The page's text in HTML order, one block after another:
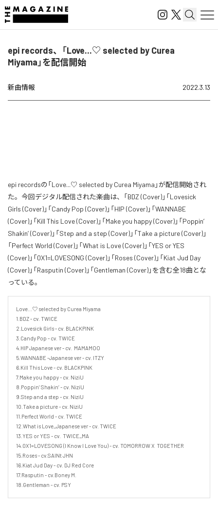
epi records、「Love...♡ selected by Curea
Miyama」を配信開始
新曲情報 2022.3.13
epi recordsの「Love...♡ selected by Curea Miyama」が配信開始され
た。今回デジタル配信された楽曲は、「BDZ (Cover)」「Lovesick
Girls (Cover)」「Candy Pop (Cover)」「HIP (Cover)」「WANNABE
(Cover)」「Kill This Love (Cover)」「Make you happy (Cover)」「Poppin’
Shakin’ (Cover)」「Step and a step (Cover)」「Take a picture (Cover)」
「Perfect World (Cover)」「What is Love (Cover)」「YES or YES
(Cover)」「0X1=LOVESONG (Cover)」「Roses (Cover)」「Kiat Jud Day
(Cover)」「Rasputin (Cover)」「Gentleman (Cover)」を含む全18曲とな
っている。
Love...♡ selected by Curea Miyama
1.BDZ - cv. TWICE
2.Lovesick Girls - cv. BLACKPINK
3.Candy Pop - cv. TWICE
4.HIP Japanese ver - cv.  MAMAMOO
5.WANNABE -Japanese ver - cv. ITZY
6.Kill This Love - cv. BLACKPINK
7.Make you happy - cv. NiziU
8.Poppin’ Shakin’ - cv. NiziU
9.Step and a step - cv. NiziU
10.Take a picture - cv. NiziU
11.Perfect World - cv. TWICE
12.What is Love_Japanese ver - cv. TWICE
13.YES or YES - cv.  TWICE_MA
14.0X1=LOVESONG (I Know I Love You) - cv. TOMORROW X  TOGETHER
15.Roses - cv.SAINt JHN
16.Kiat Jud Day - cv. DJ Red Core
17.Rasputin - cv.Boney M.
18.Gentleman - cv. PSY